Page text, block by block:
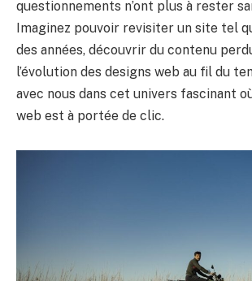
questionnements n’ont plus à rester
Imaginez pouvoir revisiter un site tel
des années, découvrir du contenu
l’évolution des designs web au fil du
avec nous dans cet univers fascinant
web est à portée de clic.